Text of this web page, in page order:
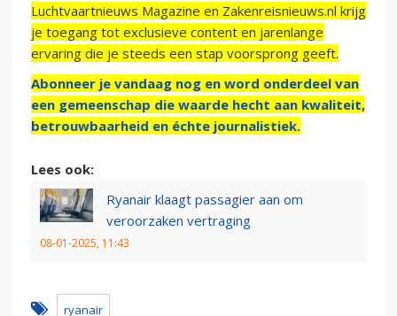
Luchtvaartnieuws Magazine en Zakenreisnieuws.nl krijg
je toegang tot exclusieve content en jarenlange
ervaring die je steeds een stap voorsprong geeft.
Abonneer je vandaag nog en word onderdeel van
een gemeenschap die waarde hecht aan kwaliteit,
betrouwbaarheid en échte journalistiek.
Lees ook:
Ryanair klaagt passagier aan om
veroorzaken vertraging
08-01-2025, 11:43
ryanair